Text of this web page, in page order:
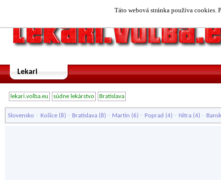
Táto webová stránka používa cookies.
Lekari
lekari.volba.eu súdne lekárstvo Bratislava
Slovensko - Košice (8) - Bratislava (8) - Martin (6) - Poprad (4) - Nitra (4) -